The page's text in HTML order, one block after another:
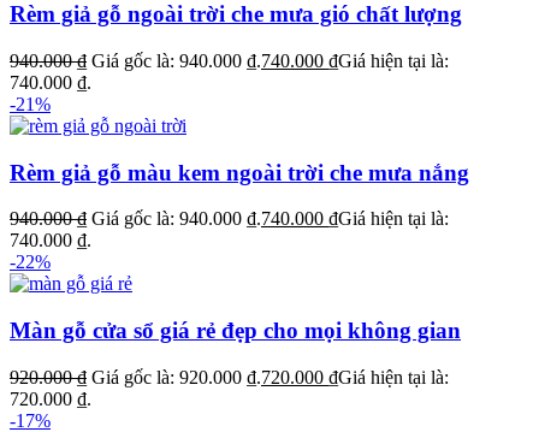
Rèm giả gỗ ngoài trời che mưa gió chất lượng
940.000₫ Giá gốc là: 940.000 ₫.740.000 ₫Giá hiện tại là:
740.000 ₫.
-21%
Rèm giả gỗ màu kem ngoài trời che mưa nắng
940.000₫ Giá gốc là: 940.000 ₫.740.000 ₫Giá hiện tại là:
740.000 ₫.
-22%
Màn gỗ cửa sổ giá rẻ đẹp cho mọi không gian
920.000₫ Giá gốc là: 920.000 ₫.720.000 ₫Giá hiện tại là:
720.000 ₫.
-17%